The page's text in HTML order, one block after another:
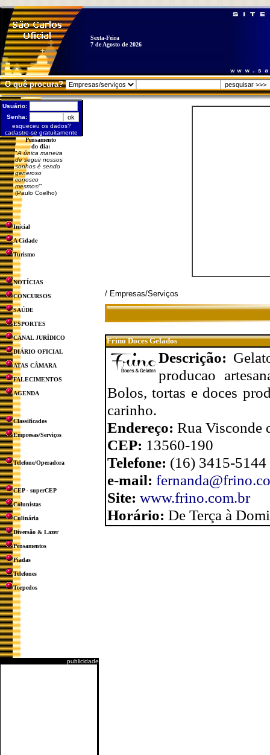
Sexta-Feira
7 de Agosto de 2026
O quê procura?
Usuário:
Senha:
esqueceu os dados?
cadastre-se gratuitamente
Pensamento
do dia:
"A única maneira
de seguir nossos
sonhos é sendo
generoso
conosco
mesmos!"
(Paulo Coelho)
Inicial
A Cidade
Turismo
NOTÍCIAS
CONCURSOS
SAÚDE
ESPORTES
CANAL JURÍDICO
DIÁRIO OFICIAL
ATAS CÂMARA
FALECIMENTOS
AGENDA
Classificados
Empresas/Serviços
Telefone/Operadora
CEP - superCEP
Colunistas
Culinária
Diversão & Lazer
Pensamentos
Piadas
Telefones
Torpedos
publicidade
/ Empresas/Serviços
Frino Doces Gelados
Descrição:
producao
Bolos, tortas e doces
carinho.
Endereço: Rua Visconde
CEP: 13560-190
Telefone: (16) 3415-5144
e-mail:
Site: www.frino.com.br
Horário: De Terça à